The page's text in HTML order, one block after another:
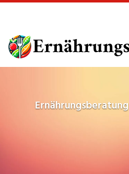
main
content
Ernährungsberatung